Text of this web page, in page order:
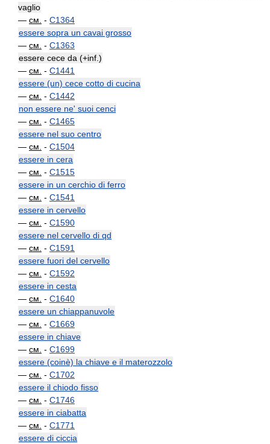
vaglio
— см. - C1364
essere sopra un cavai grosso
— см. - C1363
essere cece da (+inf.)
— см. - C1441
essere (un) cece cotto di cucina
— см. - C1442
non essere ne' suoi cenci
— см. - C1465
essere nel suo centro
— см. - C1504
essere in cera
— см. - C1515
essere in un cerchio di ferro
— см. - C1541
essere in cervello
— см. - C1590
essere nel cervello di qd
— см. - C1591
essere fuori del cervello
— см. - C1592
essere in cesta
— см. - C1640
essere un chiappanuvole
— см. - C1669
essere in chiave
— см. - C1699
essere (coinè) la chiave e il materozzolo
— см. - C1702
essere il chiodo fisso
— см. - C1746
essere in ciabatta
— см. - C1771
essere di ciccia